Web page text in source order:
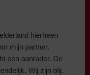
hierheen
mijn partner.
een aanrader. De
Wij zijn blij.